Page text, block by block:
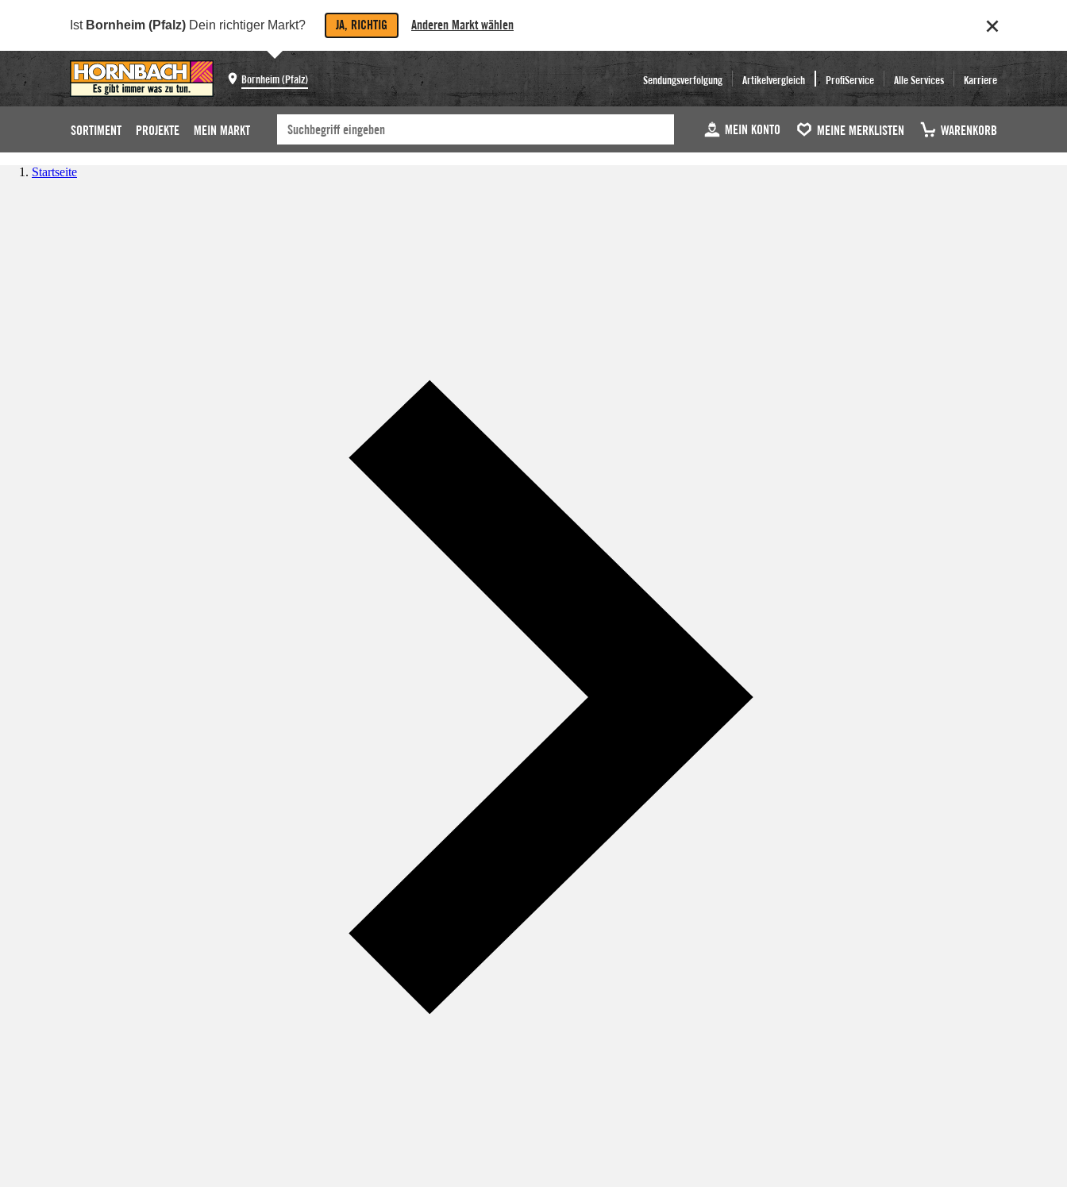
Ist Bornheim (Pfalz) Dein richtiger Markt? JA, RICHTIG Anderen Markt wählen
Bornheim (Pfalz) Sendungsverfolgung Artikelvergleich ProfiService Alle Services Karriere
SORTIMENT PROJEKTE MEIN MARKT MEIN KONTO MEINE MERKLISTEN WARENKORB
Startseite